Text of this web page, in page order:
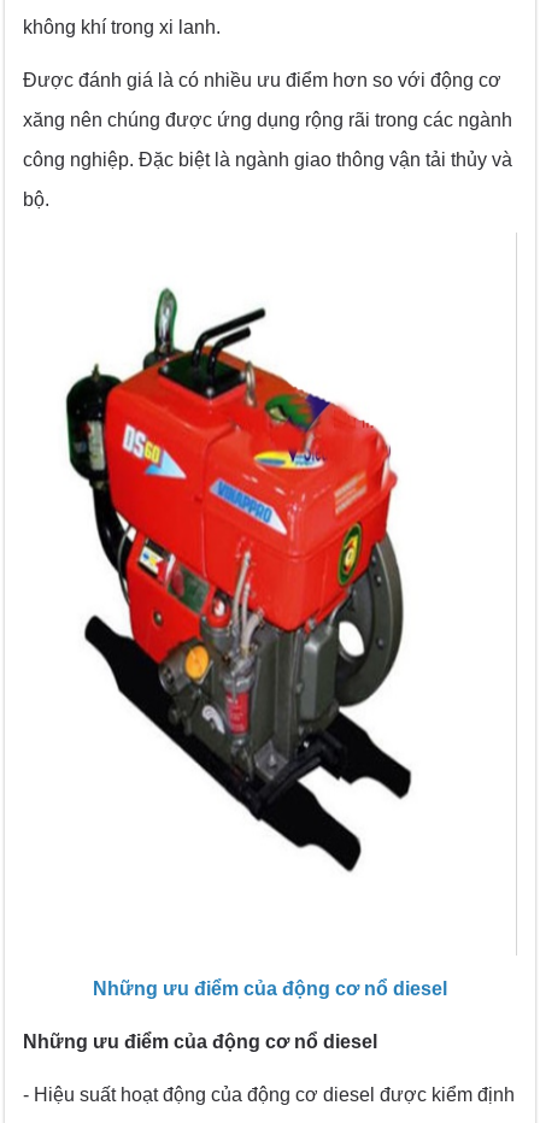
không khí trong xi lanh.
Được đánh giá là có nhiều ưu điểm hơn so với động cơ
xăng nên chúng được ứng dụng rộng rãi trong các ngành
công nghiệp. Đặc biệt là ngành giao thông vận tải thủy và
bộ.
Những ưu điểm của động cơ nổ diesel
Những ưu điểm của động cơ nổ diesel
- Hiệu suất hoạt động của động cơ diesel được kiểm định